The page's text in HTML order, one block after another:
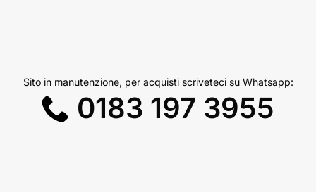
Sito in manutenzione, per acquisti scriveteci su Whatsapp:
0183 197 3955